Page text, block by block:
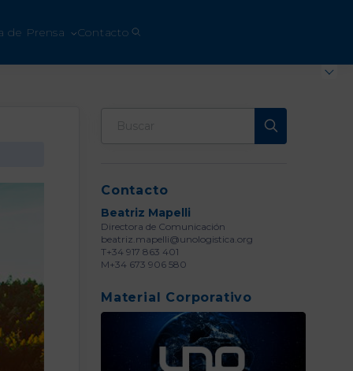
de Prensa Contacto
Contacto
Beatriz Mapelli
Directora de Comunicación
beatriz.mapelli@unologistica.org
T+34 917 863 401
M+34 673 906 580
Material Corporativo